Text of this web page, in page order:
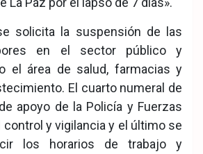
solicita la suspensión de las
en el sector público y
el área de salud, farmacias y
El cuarto numeral de
apoyo de la Policía y Fuerzas
control y vigilancia y el último se
los horarios de trabajo y